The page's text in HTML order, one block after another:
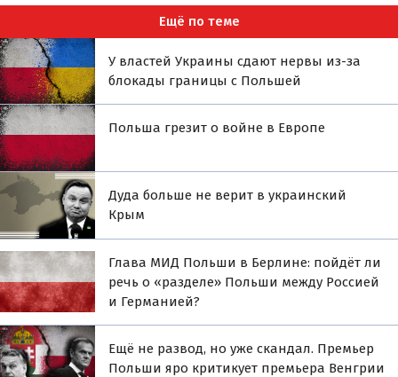
Ещё по теме
У властей Украины сдают нервы из-за
блокады границы с Польшей
Польша грезит о войне в Европе
Дуда больше не верит в украинский
Крым
Глава МИД Польши в Берлине: пойдёт ли
речь о «разделе» Польши между Россией
и Германией?
Ещё не развод, но уже скандал. Премьер
Польши яро критикует премьера Венгрии